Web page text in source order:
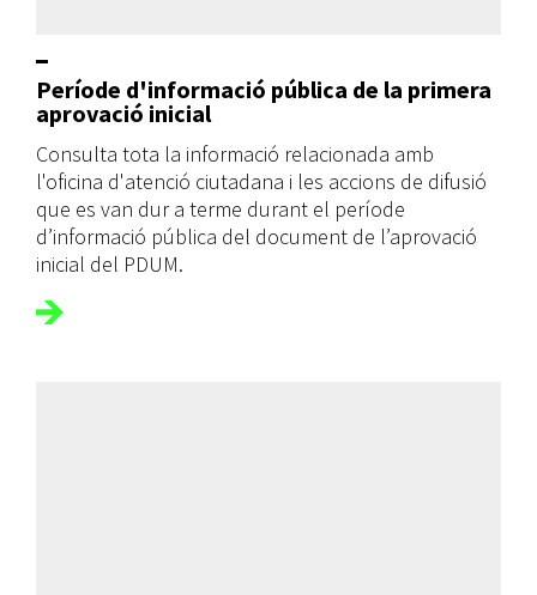
Període d'informació pública de la primera
aprovació inicial
Consulta tota la informació relacionada amb
l'oficina d'atenció ciutadana i les accions de difusió
que es van dur a terme durant el període
d’informació pública del document de l’aprovació
inicial del PDUM.